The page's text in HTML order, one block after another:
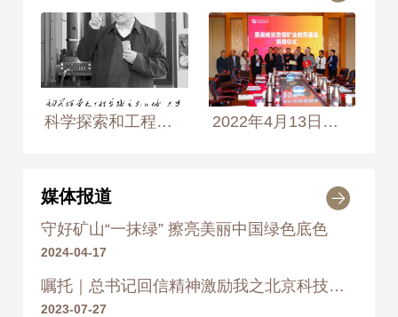
2005
2005年荣获 高等教育（本科）国家
级教学成果奖 二等奖
2006
2007年
2011
科学探索和工程实践永无止境，不畏艰难开拓奋进，勇攀我国采矿工程科技新高峰 2014年10月30日， 摄于北京科技大学MTS岩土力学实验室 摄影师：黄慧靖、侯艺兵 2022年4月13日，中国工程院院士蔡美峰（前排中）与夫人张贵银女士用个人积蓄，向北京科技大学教育发展基金会捐赠300万元，成立“蔡美峰张贵银矿业教育基金”以支持学校。
媒体报道
守好矿山“一抹绿” 擦亮美丽中国绿色底色
2024-04-17
嘱托｜总书记回信精神激励我之北京科技大学篇：百炼成钢攀高峰
2023-07-27